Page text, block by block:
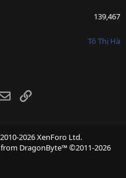
139,467
Tô Thị Hà
EmailLink
2026 XenForo Ltd.
DragonByte™©2011-2026